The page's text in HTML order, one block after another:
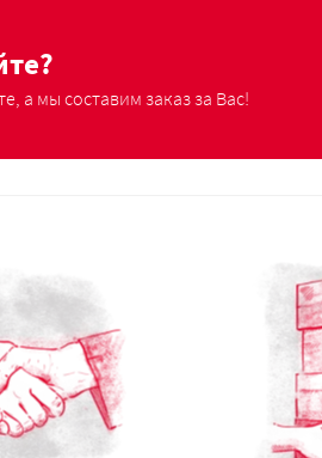
а мы составим заказ за Вас!